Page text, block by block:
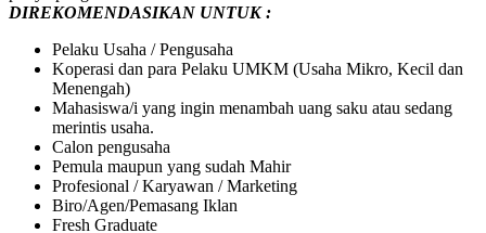
DIREKOMENDASIKAN UNTUK :
Pelaku Usaha / Pengusaha
Koperasi dan para Pelaku UMKM (Usaha Mikro, Kecil dan
Menengah)
Mahasiswa/i yang ingin menambah uang saku atau sedang
merintis usaha.
Calon pengusaha
Pemula maupun yang sudah Mahir
Profesional / Karyawan / Marketing
Biro/Agen/Pemasang Iklan
Fresh Graduate